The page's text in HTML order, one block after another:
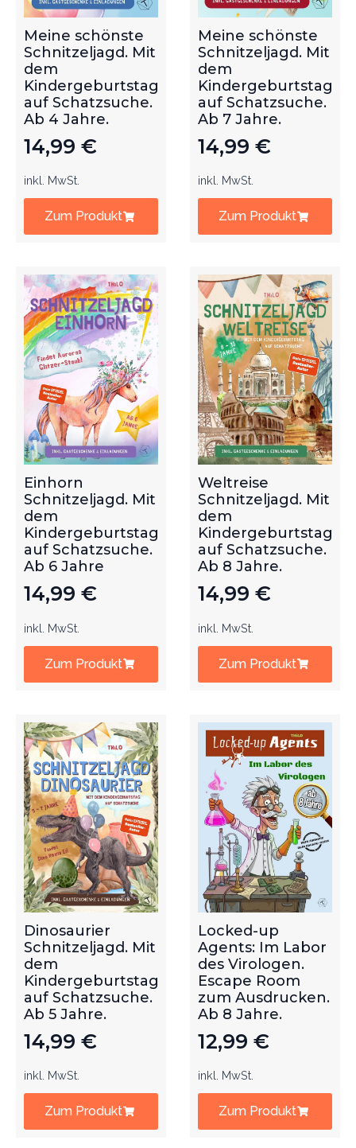
Meine schönste
Schnitzeljagd. Mit
dem
Kindergeburtstag
auf Schatzsuche.
Ab 4 Jahre.
14,99 €
inkl. MwSt.
Zum Produkt
Meine schönste
Schnitzeljagd. Mit
dem
Kindergeburtstag
auf Schatzsuche.
Ab 7 Jahre.
14,99 €
inkl. MwSt.
Zum Produkt
Einhorn
Schnitzeljagd. Mit
dem
Kindergeburtstag
auf Schatzsuche.
Ab 6 Jahre
14,99 €
inkl. MwSt.
Zum Produkt
Weltreise
Schnitzeljagd. Mit
dem
Kindergeburtstag
auf Schatzsuche.
Ab 8 Jahre.
14,99 €
inkl. MwSt.
Zum Produkt
Dinosaurier
Schnitzeljagd. Mit
dem
Kindergeburtstag
auf Schatzsuche.
Ab 5 Jahre.
14,99 €
inkl. MwSt.
Zum Produkt
Locked-up
Agents: Im Labor
des Virologen.
Escape Room
zum Ausdrucken.
Ab 8 Jahre.
12,99 €
inkl. MwSt.
Zum Produkt